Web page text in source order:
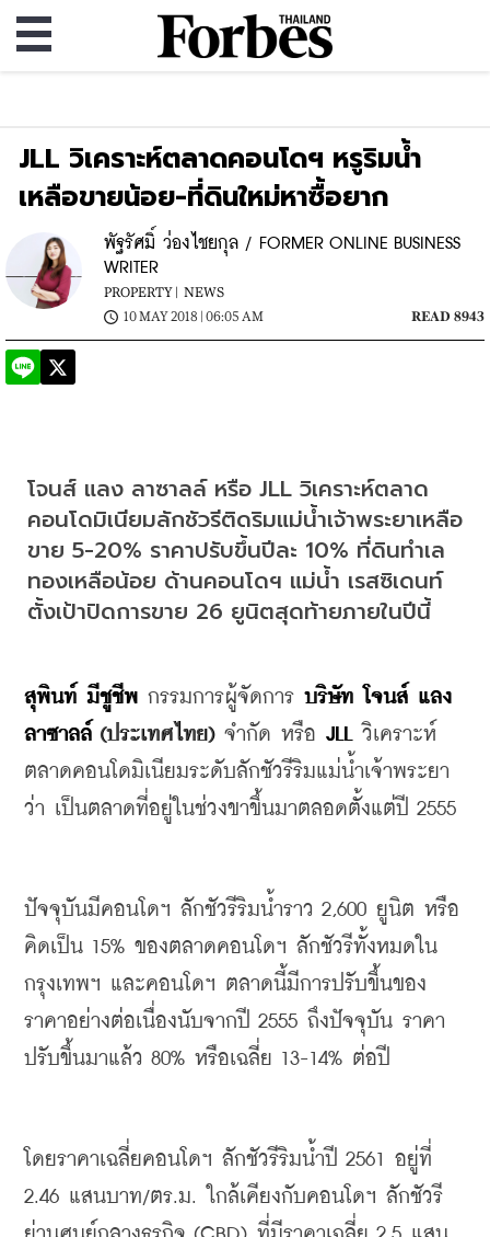
JLL วิเคราะห์ตลาดคอนโดฯ หรูริมน้ำ
เหลือขายน้อย-ที่ดินใหม่หาซื้อยาก
พัฐรัศมิ์ ว่องไชยกุล / FORMER ONLINE BUSINESS
WRITER
PROPERTY |
NEWS
10 MAY 2018 | 06:05 AM
READ 8943
โจนส์ แลง ลาซาลล์ หรือ JLL วิเคราะห์ตลาด
คอนโดมิเนียมลักชัวรีติดริมแม่น้ำเจ้าพระยาเหลือ
ขาย 5-20% ราคาปรับขึ้นปีละ 10% ที่ดินทำเล
ทองเหลือน้อย ด้านคอนโดฯ แม่น้ำ เรสซิเดนท์
ตั้งเป้าปิดการขาย 26 ยูนิตสุดท้ายภายในปีนี้
สุพินท์ มีชูชีพ กรรมการผู้จัดการ บริษัท โจนส์ แลง
ลาซาลล์ (ประเทศไทย) จำกัด หรือ JLL วิเคราะห์
ตลาดคอนโดมิเนียมระดับลักชัวรีริมแม่น้ำเจ้าพระยา
ว่า เป็นตลาดที่อยู่ในช่วงขาขึ้นมาตลอดตั้งแต่ปี 2555
ปัจจุบันมีคอนโดฯ ลักชัวรีริมน้ำราว 2,600 ยูนิต หรือ
คิดเป็น 15% ของตลาดคอนโดฯ ลักชัวรีทั้งหมดใน
กรุงเทพฯ และคอนโดฯ ตลาดนี้มีการปรับขึ้นของ
ราคาอย่างต่อเนื่องนับจากปี 2555 ถึงปัจจุบัน ราคา
ปรับขึ้นมาแล้ว 80% หรือเฉลี่ย 13-14% ต่อปี
โดยราคาเฉลี่ยคอนโดฯ ลักชัวรีริมน้ำปี 2561 อยู่ที่
2.46 แสนบาท/ตร.ม. ใกล้เคียงกับคอนโดฯ ลักชัวรี